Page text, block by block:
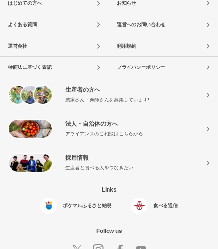
はじめての方へ お知らせ
よくある質問 運営へのお問い合わせ
運営会社 利用規約
特商法に基づく表記 プライバシーポリシー
生産者の方へ
農家さん・漁師さんを募集しています!
法人・自治体の方へ
アライアンスのご相談はこちらから
採用情報
生産者と食べる人をつなぎたい
Links
ポケマルふるさと納税 食べる通信
Follow us